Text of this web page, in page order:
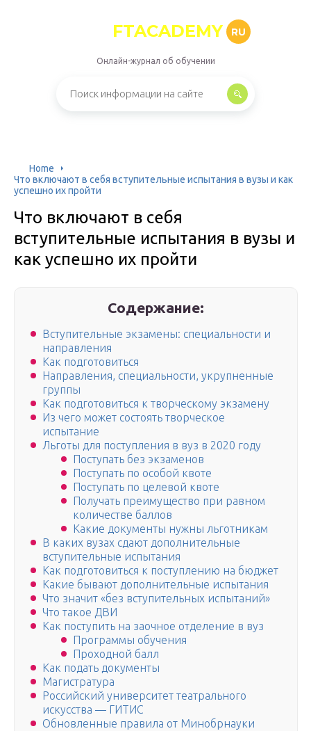
FTACADEMY RU
Онлайн-журнал об обучении
Home
Что включают в себя вступительные испытания в вузы и как
успешно их пройти
Что включают в себя
вступительные испытания в вузы и
как успешно их пройти
Содержание:
Вступительные экзамены: специальности и
направления
Как подготовиться
Направления, специальности, укрупненные
группы
Как подготовиться к творческому экзамену
Из чего может состоять творческое
испытание
Льготы для поступления в вуз в 2020 году
Поступать без экзаменов
Поступать по особой квоте
Поступать по целевой квоте
Получать преимущество при равном
количестве баллов
Какие документы нужны льготникам
В каких вузах сдают дополнительные
вступительные испытания
Как подготовиться к поступлению на бюджет
Какие бывают дополнительные испытания
Что значит «без вступительных испытаний»
Что такое ДВИ
Как поступить на заочное отделение в вуз
Программы обучения
Проходной балл
Как подать документы
Магистратура
Российский университет театрального
искусства — ГИТИС
Обновленные правила от Минобрнауки